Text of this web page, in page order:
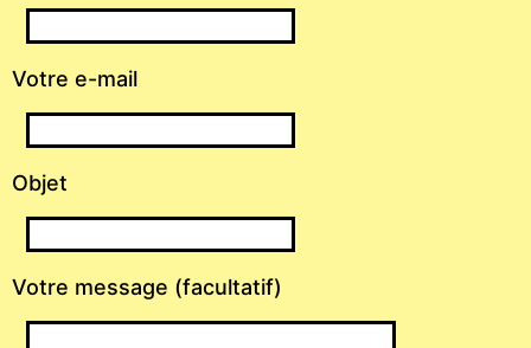
Votre e-mail
Objet
Votre message (facultatif)